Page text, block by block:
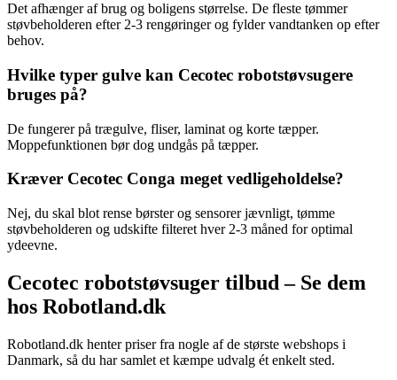
Det afhænger af brug og boligens størrelse. De fleste tømmer
støvbeholderen efter 2-3 rengøringer og fylder vandtanken op efter
behov.
Hvilke typer gulve kan Cecotec robotstøvsugere
bruges på?
De fungerer på trægulve, fliser, laminat og korte tæpper.
Moppefunktionen bør dog undgås på tæpper.
Kræver Cecotec Conga meget vedligeholdelse?
Nej, du skal blot rense børster og sensorer jævnligt, tømme
støvbeholderen og udskifte filteret hver 2-3 måned for optimal
ydeevne.
Cecotec robotstøvsuger tilbud – Se dem
hos Robotland.dk
Robotland.dk henter priser fra nogle af de største webshops i
Danmark, så du har samlet et kæmpe udvalg ét enkelt sted.